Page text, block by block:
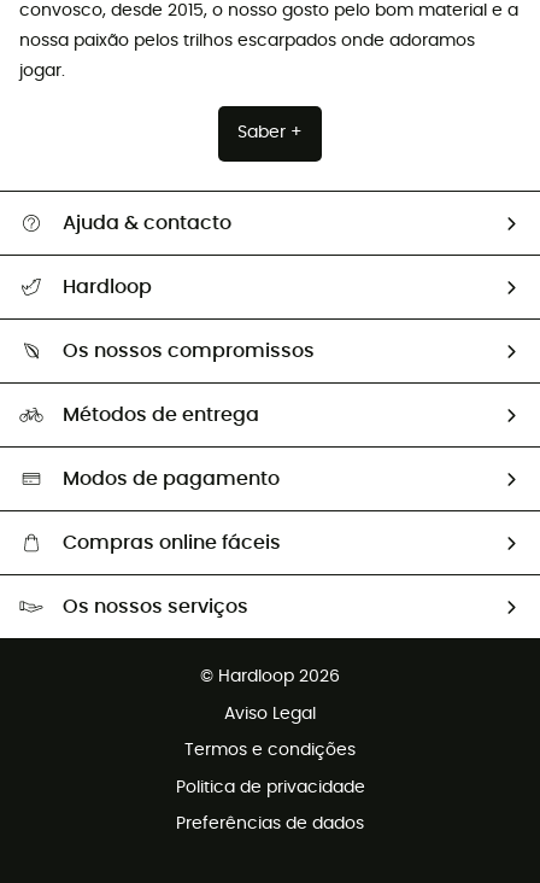
convosco, desde 2015, o nosso gosto pelo bom material e a
nossa paixão pelos trilhos escarpados onde adoramos
jogar.
Saber +
Ajuda & contacto
Devoluções e reembolsos
Guia de tamanhos
Trocas & Devoluções
Hardloop
Os nossos embaixadores
Os nossos compromissos
Seleção eco-responsável
Métodos de entrega
Modos de pagamento
Compras online fáceis
Devoluções gratuitas em 100 dias
Os nossos serviços
© Hardloop 2026
Aviso Legal
Termos e condições
Politica de privacidade
Preferências de dados